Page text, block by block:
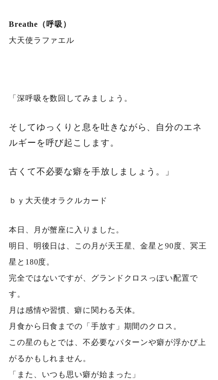
Breathe （呼吸）
大天使ラファエル
「深呼吸を数回してみましょう。
そしてゆっくりと息を吐きながら、自分のエネ
ルギーを呼び起こします。
古くて不必要な癖を手放しましょう。」
ｂｙ大天使オラクルカード
本日、月が蟹座に入りました。
明日、明後日は、この月が天王星、金星と90度、冥王
星と180度。
完全ではないですが、グランドクロスっぽい配置で
す。
月は感情や習慣、癖に関わる天体。
月食から日食までの「手放す」期間のクロス。
この星のもとでは、不必要なパターンや癖が浮かび上
がるかもしれません。
「また、いつも思い癖が始まった」